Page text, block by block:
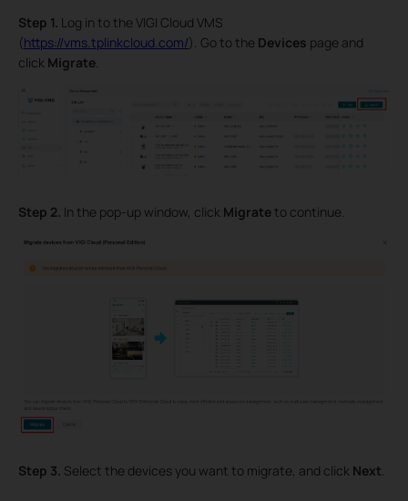
Step 1. Log in to the VIGI Cloud VMS
(https://vms.tplinkcloud.com/). Go to the Devices page and
click Migrate
Step 2. In the pop-up window, click Migrate to continue.
Step 3. Select the devices you want to migrate, and click Next.